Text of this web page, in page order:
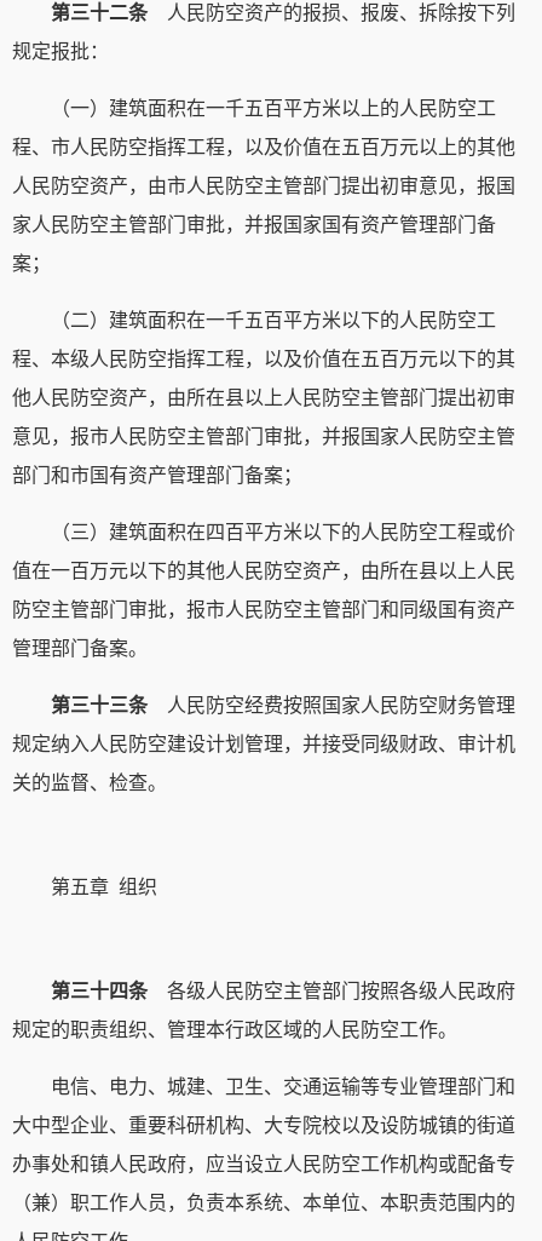
第三十二条
人民防空资产的报损、报废、拆除按下列
规定报批：
（一）建筑面积在一千五百平方米以上的人民防空工
程、市人民防空指挥工程，以及价值在五百万元以上的其他
人民防空资产，由市人民防空主管部门提出初审意见，报国
家人民防空主管部门审批，并报国家国有资产管理部门备
案；
（二）建筑面积在一千五百平方米以下的人民防空工
程、本级人民防空指挥工程，以及价值在五百万元以下的其
他人民防空资产，由所在县以上人民防空主管部门提出初审
意见，报市人民防空主管部门审批，并报国家人民防空主管
部门和市国有资产管理部门备案；
（三）建筑面积在四百平方米以下的人民防空工程或价
值在一百万元以下的其他人民防空资产，由所在县以上人民
防空主管部门审批，报市人民防空主管部门和同级国有资产
管理部门备案。
第三十三条
人民防空经费按照国家人民防空财务管理
规定纳入人民防空建设计划管理，并接受同级财政、审计机
关的监督、检查。
第五章 组织
第三十四条 各级人民防空主管部门按照各级人民政府
规定的职责组织、管理本行政区域的人民防空工作。
电信、电力、城建、卫生、交通运输等专业管理部门和
大中型企业、重要科研机构、大专院校以及设防城镇的街道
办事处和镇人民政府，应当设立人民防空工作机构或配备专
（兼）职工作人员，负责本系统、本单位、本职责范围内的